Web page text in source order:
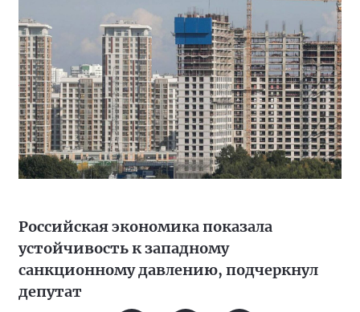
Российская экономика показала
устойчивость к западному
санкционному давлению, подчеркнул
депутат